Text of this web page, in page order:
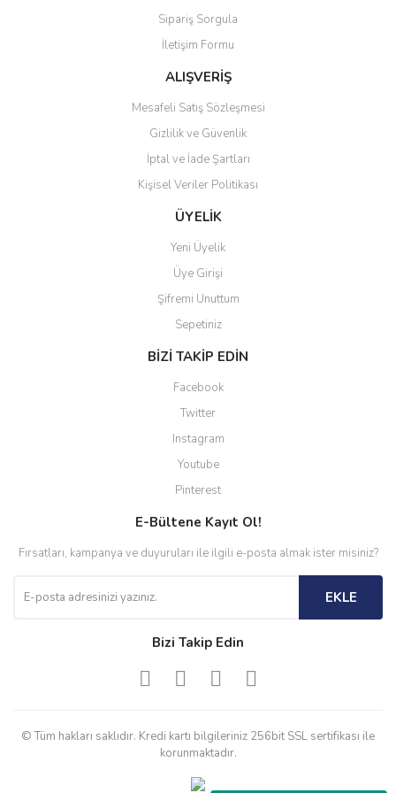
Ürün bilgilerinde hatalar bulunuyor.
Ürün fiyatı diğer sitelerden daha pahalı.
Bu ürüne benzer farklı alternatifler olmalı.
Gönder
Sipariş Sorgula
İletişim Formu
ALIŞVERİŞ
Mesafeli Satış Sözleşmesi
Gizlilik ve Güvenlik
İptal ve İade Şartları
Kişisel Veriler Politikası
ÜYELİK
Yeni Üyelik
Üye Girişi
Şifremi Unuttum
Sepetiniz
BİZİ TAKİP EDİN
Facebook
Twitter
Instagram
Youtube
Pinterest
E-Bültene Kayıt Ol!
Fırsatları, kampanya ve duyuruları ile ilgili e-posta almak ister misiniz?
EKLE
Bizi Takip Edin
© Tüm hakları saklıdır. Kredi kartı bilgileriniz 256bit SSL sertifikası ile
korunmaktadır.